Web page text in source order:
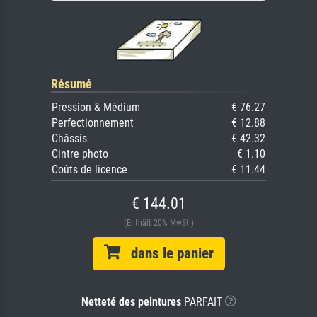
Résumé
Pression & Médium
€ 76.27
Perfectionnement
€ 12.88
Châssis
€ 42.32
Cintre photo
€ 1.10
Coûts de licence
€ 11.44
€ 144.01
(Enthält 20% MwSt.)
dans le panier
Netteté des peinturesPARFAIT